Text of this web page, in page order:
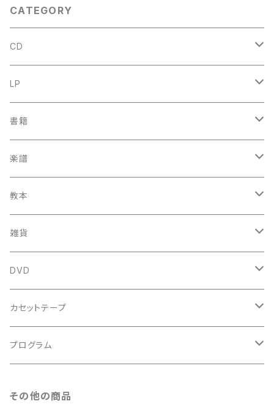
CATEGORY
CD
古楽
中古CD
鍋島元子関連CD
古楽以外
中古CD
LP
古楽
中古LP
鍋島元子関連LP
古楽以外
中古LP
書籍
古楽関係
中古本
新古本
古楽以外
中古本
中古本
楽譜
古楽関係
スコア
鍵盤用
古楽以外
スコア
教本
古楽関係
古楽以外
雑貨
トートバッグ
バロック
ルネサンス
DVD
古楽
古楽以外
カセットテープ
古楽
プログラム
その他の商品